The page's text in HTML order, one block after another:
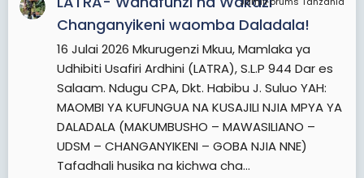
Changanyikeni waomba Daladala!
16 Julai 2026 Mkurugenzi Mkuu, Mamlaka ya
Udhibiti Usafiri Ardhini (LATRA), S.L.P 944 Dar es
Salaam. Ndugu CPA, Dkt. Habibu J. Suluo YAH:
MAOMBI YA KUFUNGUA NA KUSAJILI NJIA MPYA YA
DALADALA (MAKUMBUSHO – MAWASILIANO –
UDSM – CHANGANYIKENI – GOBA NJIA NNE)
Tafadhali husika na kichwa cha...